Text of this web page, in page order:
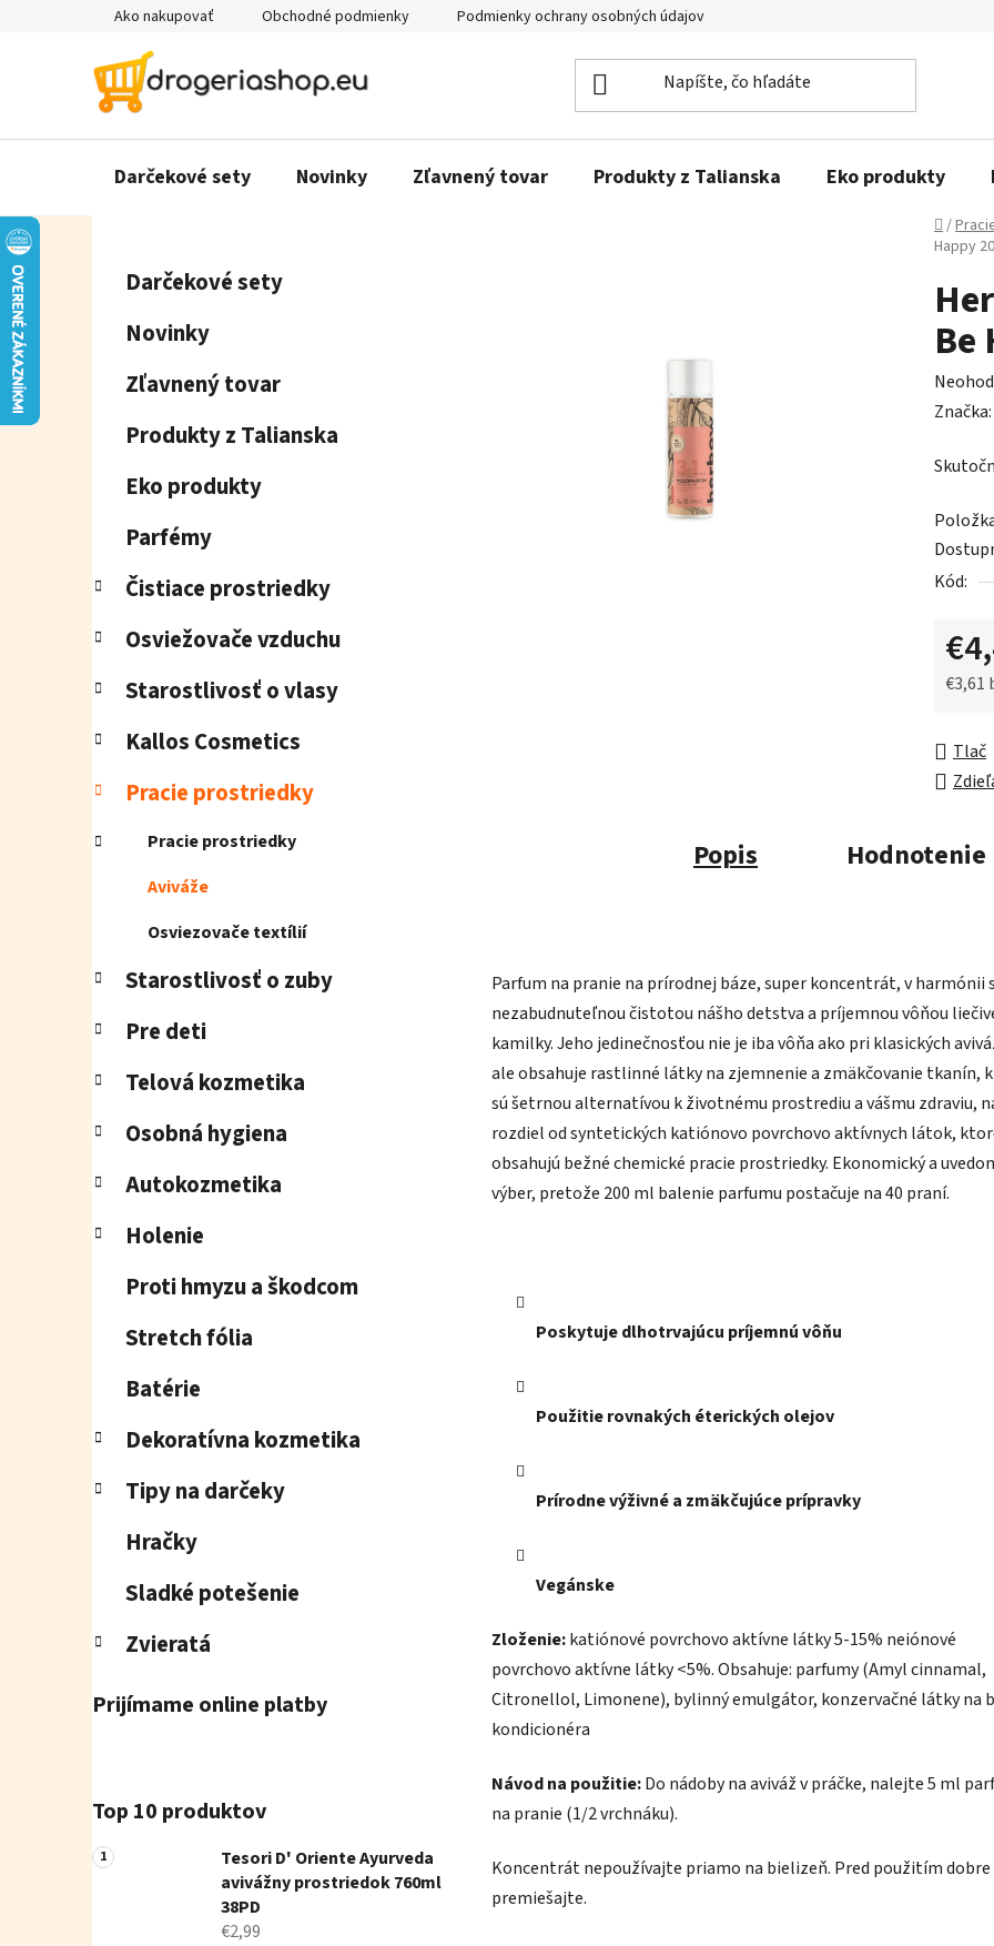
Ako nakupovať Obchodné podmienky Podmienky ochrany osobných údajov
Darčekové sety Novinky Zľavnený tovar Produkty z Talianska Eko produkty
Domov
/
Happy
Preskočiť
kategórie
Darčekové sety
Novinky
Zľavnený tovar
Produkty z Talianska
Eko produkty
Parfémy
Čistiace prostriedky
Osviežovače vzduchu
Starostlivosť o vlasy
Kallos Cosmetics
Pracie prostriedky
Pracie prostriedky
Aviváže
Osviezovače textílií
Starostlivosť o zuby
Pre deti
Telová kozmetika
Osobná hygiena
Autokozmetika
Holenie
Proti hmyzu a škodcom
Stretch fólia
Batérie
Dekoratívna kozmetika
Tipy na darčeky
Hračky
Sladké potešenie
Zvieratá
Prijímame online platby
Top 10 produktov
Tesori D' Oriente Ayurveda
avivážny prostriedok 760ml
38PD
€2,99
Be
je
z
5
Značka:
Kód:
€3,61
Tlač
Popis Hodnotenie
Parfum na pranie na prírodnej báze, super koncentrát, v harmónii s
nezabudnuteľnou čistotou nášho detstva a príjemnou vôňou
kamilky. Jeho jedinečnosťou nie je iba vôňa ako pri klasických
ale obsahuje rastlinné látky na zjemnenie a zmäkčovanie tkanín,
sú šetrnou alternatívou k životnému prostrediu a vášmu zdraviu,
rozdiel od syntetických katiónovo povrchovo aktívnych látok,
obsahujú bežné chemické pracie prostriedky. Ekonomický a
výber, pretože 200 ml balenie parfumu postačuje na 40 praní.
Poskytuje dlhotrvajúcu príjemnú vôňu
Použitie rovnakých éterických olejov
Prírodne výživné a zmäkčujúce prípravky
Vegánske
Zloženie:katiónové povrchovo aktívne látky 5-15% neiónové
povrchovo aktívne látky <5%. Obsahuje: parfumy (Amyl cinnamal,
Citronellol, Limonene), bylinný emulgátor, konzervačné látky na
kondicionéra
Návod na použitie:Do nádoby na aviváž v práčke, nalejte 5 ml
na pranie (1/2 vrchnáku).
Koncentrát nepoužívajte priamo na bielizeň. Pred použitím dobre
premiešajte.